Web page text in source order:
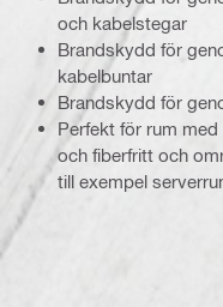
och kabelstegar
Brandskydd för
kabelbuntar
Brandskydd för
Perfekt för rum
och fiberfritt och
till exempel